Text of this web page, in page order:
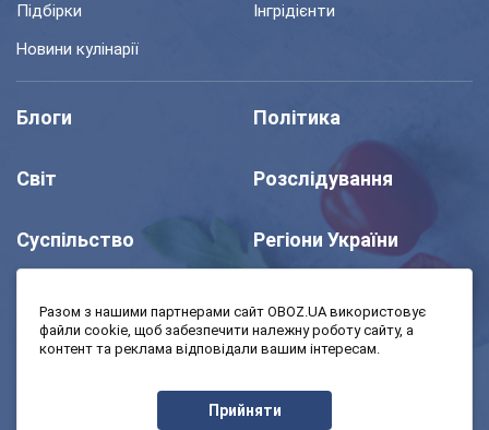
Підбірки
Інгрідієнти
Новини кулінарії
Блоги Політика
Світ Розслідування
Суспільство Регіони України
Шоу Спорт
Моя школа
Економіка
Разом з нашими партнерами сайт OBOZ.UA використовує
файли cookie, щоб забезпечити належну роботу сайту, а
контент та реклама відповідали вашим інтересам.
Прийняти